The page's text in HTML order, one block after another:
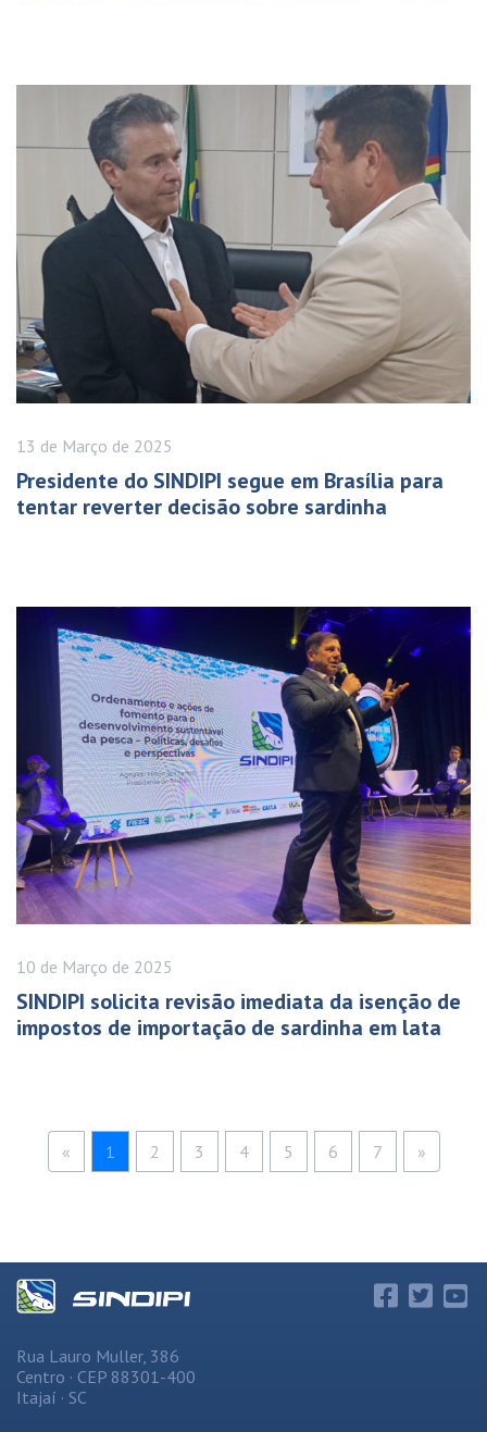
13 de Março de 2025
Presidente do SINDIPI segue em Brasília para
tentar reverter decisão sobre sardinha
10 de Março de 2025
SINDIPI solicita revisão imediata da isenção de
impostos de importação de sardinha em lata
« 1 2 3 4 5 6 7 »
Rua Lauro Muller, 386
Centro · CEP 88301-400
Itajaí · SC